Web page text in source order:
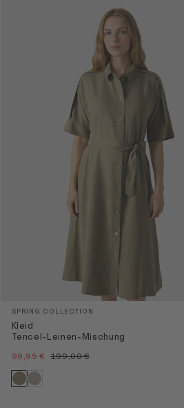
SPRING COLLECTION
Kleid
Tencel-Leinen-Mischung
99,95 € 199,00 €